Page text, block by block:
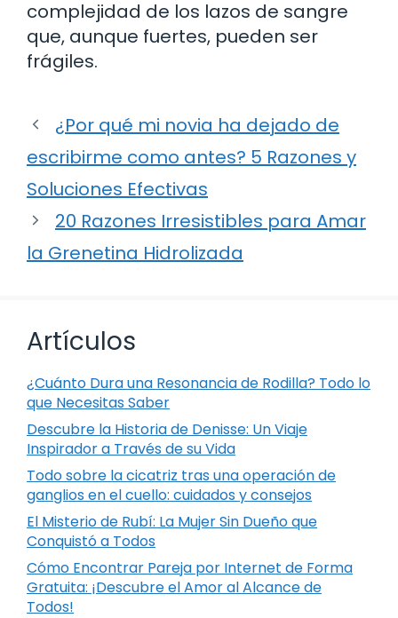
complejidad de los lazos de sangre
que, aunque fuertes, pueden ser
frágiles.
¿Por qué mi novia ha dejado de
escribirme como antes? 5 Razones y
Soluciones Efectivas
20 Razones Irresistibles para Amar
la Grenetina Hidrolizada
Artículos
¿Cuánto Dura una Resonancia de Rodilla? Todo lo
que Necesitas Saber
Descubre la Historia de Denisse: Un Viaje
Inspirador a Través de su Vida
Todo sobre la cicatriz tras una operación de
ganglios en el cuello: cuidados y consejos
El Misterio de Rubí: La Mujer Sin Dueño que
Conquistó a Todos
Cómo Encontrar Pareja por Internet de Forma
Gratuita: ¡Descubre el Amor al Alcance de
Todos!